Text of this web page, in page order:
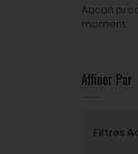
Aucun
moment.
Affiner Par
Filtres